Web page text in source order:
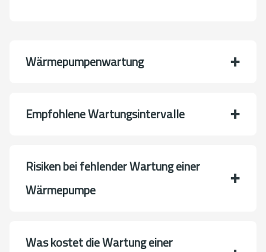
Wärmepumpenwartung
Empfohlene Wartungsintervalle
Risiken bei fehlender Wartung einer
Wärmepumpe
Was kostet die Wartung einer